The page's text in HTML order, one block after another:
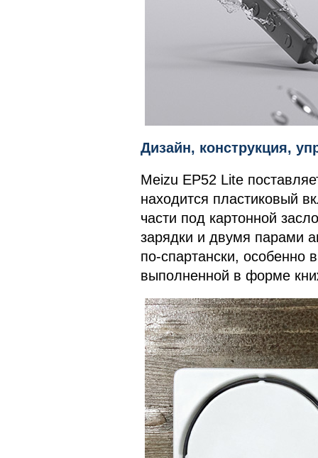
Дизайн, конструкция,
Meizu EP52 Lite
находится пластиковый
части под картонной
зарядки и двумя парами
по-спартански, особенно
выполненной в форме